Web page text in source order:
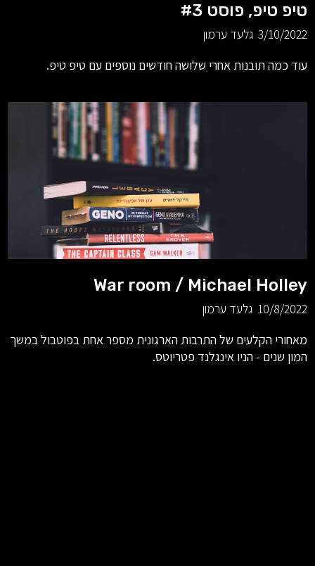
טיפ טיפ, פוסט #3
3/10/2022 גלעד ערמון
עוד כמה תובנות אחרי שלושה חודשים נוספים עם טיפ טיפ.
War room / Michael Holley
10/8/2022 גלעד ערמון
מאחורי הקלעים של התרבות הארגונית מספר אחת בפוטבול במשך
המון שנים - הניו אינגלנד פטריוטס.